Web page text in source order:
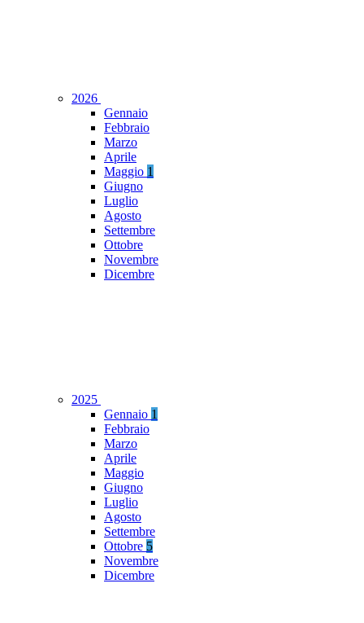
2026
Gennaio
Febbraio
Marzo
Aprile
Maggio 1
Giugno
Luglio
Agosto
Settembre
Ottobre
Novembre
Dicembre
2025
Gennaio 1
Febbraio
Marzo
Aprile
Maggio
Giugno
Luglio
Agosto
Settembre
Ottobre 5
Novembre
Dicembre